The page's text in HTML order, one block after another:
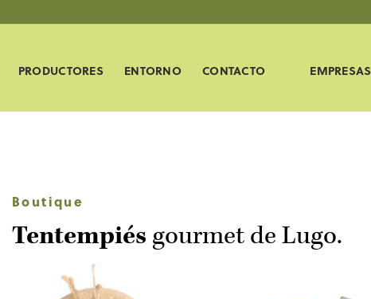
PRODUCTORES ENTORNO CONTACTO EMPRESAS
Boutique
Tentempiés gourmet de Lugo.